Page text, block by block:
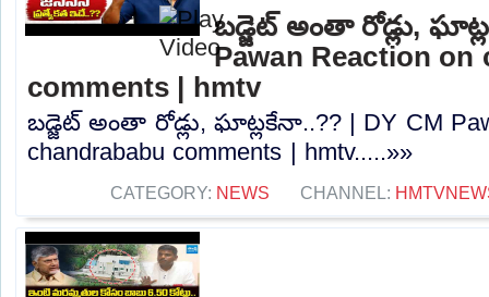
బడ్జెట్ అంతా రోడ్లు,
Pawan Reaction on
comments | hmtv
బడ్జెట్ అంతా రోడ్లు, ఘాట్లకేనా..?? | DY CM
chandrababu comments | hmtv.....»»
CATEGORY: NEWS CHANNEL: